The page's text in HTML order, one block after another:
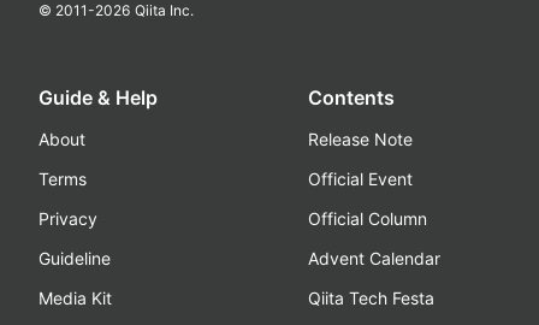
© 2011-2026 Qiita Inc.
Guide & Help
About
Terms
Privacy
Guideline
Media Kit
Contents
Release Note
Official Event
Official Column
Advent Calendar
Qiita Tech Festa